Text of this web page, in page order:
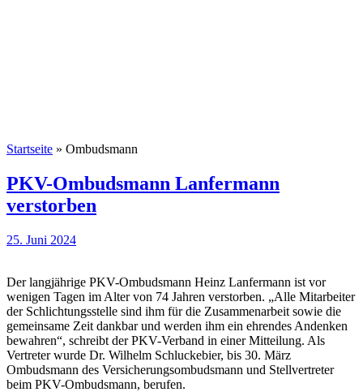
Startseite » Ombudsmann
PKV-Ombudsmann Lanfermann
verstorben
25. Juni 2024
Der langjährige PKV-Ombudsmann Heinz Lanfermann ist vor
wenigen Tagen im Alter von 74 Jahren verstorben. „Alle Mitarbeiter
der Schlichtungsstelle sind ihm für die Zusammenarbeit sowie die
gemeinsame Zeit dankbar und werden ihm ein ehrendes Andenken
bewahren“, schreibt der PKV-Verband in einer Mitteilung. Als
Vertreter wurde Dr. Wilhelm Schluckebier, bis 30. März
Ombudsmann des Versicherungsombudsmann und Stellvertreter
beim PKV-Ombudsmann, berufen.